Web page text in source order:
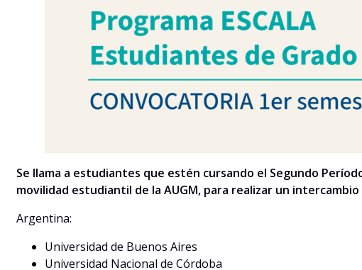
Se llama a estudiantes que estén cursando el Segundo
movilidad estudiantil de la AUGM, para realizar un
Argentina:
Universidad de Buenos Aires
Universidad Nacional de Córdoba